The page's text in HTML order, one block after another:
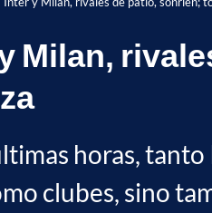
Milan,
horas,
clubes, sino